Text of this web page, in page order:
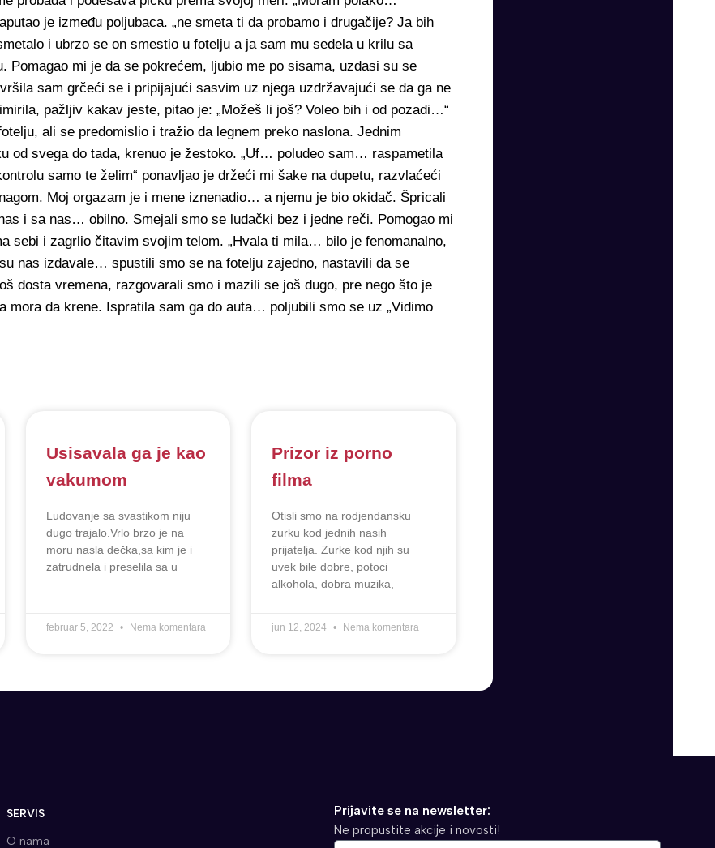
je između poljubaca. „ne smeta ti da probamo i drugačije? Ja bih
i ubrzo se on smestio u fotelju a ja sam mu sedela u krilu sa
Pomagao mi je da se pokrećem, ljubio me po sisama, uzdasi su se
sam grčeći se i pripijajući sasvim uz njega uzdržavajući se da ga ne
pažljiv kakav jeste, pitao je: „Možeš li još? Voleo bih i od pozadi…“
ali se predomislio i tražio da legnem preko naslona. Jednim
od svega do tada, krenuo je žestoko. „Uf… poludeo sam… raspametila
samo te želim“ ponavljao je držeći mi šake na dupetu, razvlaćeći
Moj orgazam je i mene iznenadio… a njemu je bio okidač. Špricali
i sa nas… obilno. Smejali smo se ludački bez i jedne reči. Pomogao mi
sebi i zagrlio čitavim svojim telom. „Hvala ti mila… bilo je fenomanalno,
nas izdavale… spustili smo se na fotelju zajedno, nastavili da se
dosta vremena, razgovarali smo i mazili se još dugo, pre nego što je
mora da krene. Ispratila sam ga do auta… poljubili smo se uz „Vidimo
Usisavala ga je kao
vakumom
Ludovanje sa svastikom niju
dugo trajalo.Vrlo brzo je na
moru nasla dečka,sa kim je i
zatrudnela i preselila sa u
februar 5, 2022 Nema komentara
Prizor iz porno
filma
Otisli smo na rodjendansku
zurku kod jednih nasih
prijatelja. Zurke kod njih su
uvek bile dobre, potoci
alkohola, dobra muzika,
jun 12, 2024 Nema komentara
SERVIS
O nama
Prijavite se na newsletter:
Ne propustite akcije i novosti!